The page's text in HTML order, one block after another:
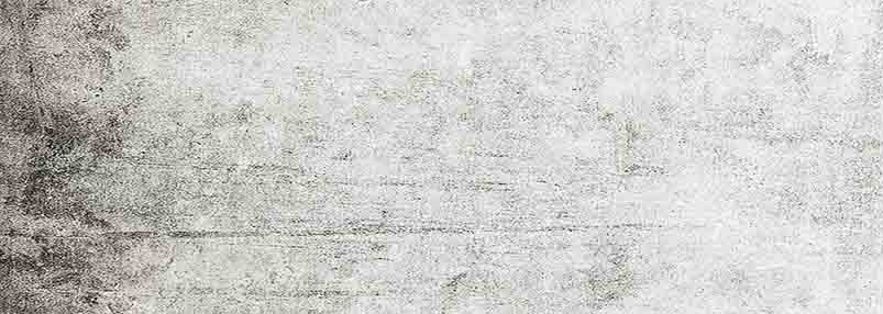
Captura de pantalla 2018-04-21 a les 20.21.39